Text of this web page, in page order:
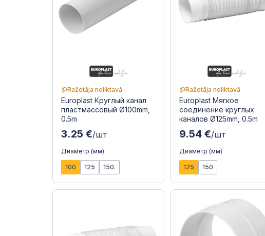
Ražotāja noliktavā
Europlast Круглый канал
пластмассовый Ø100mm,
0.5m
3.25 €/шт
Диаметр (мм)
100 125 150.
Ražotāja noliktavā
Europlast Мягкое
соединение круглых
каналов Ø125mm, 0.5m
9.54 €/шт
Диаметр (мм)
125 150